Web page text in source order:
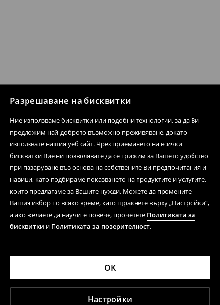
Разрешаване на бисквитки
Ние използваме бисквитки или подобни технологии, за да Ви
предложим най-доброто възможно преживяване, докато
използвате нашия уеб сайт. Чрез приемането на всички
бисквитки Вие ни позволявате да се грижим за Вашето удобство
при пазаруване въз основа на собствените Ви предпочитания и
навици, като подбираме показването на продуктите и услугите,
които предлагаме за Вашите нужди. Можете да промените
Вашия избор по всяко време, като щракнете върху „Настройки“,
а ако желаете да научите повече, прочетете Политиката за
бисквитки и Политиката за поверителност.
Настройки
OK